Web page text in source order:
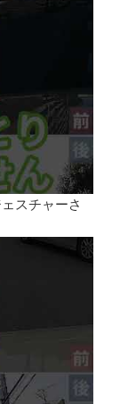
スチャーさ